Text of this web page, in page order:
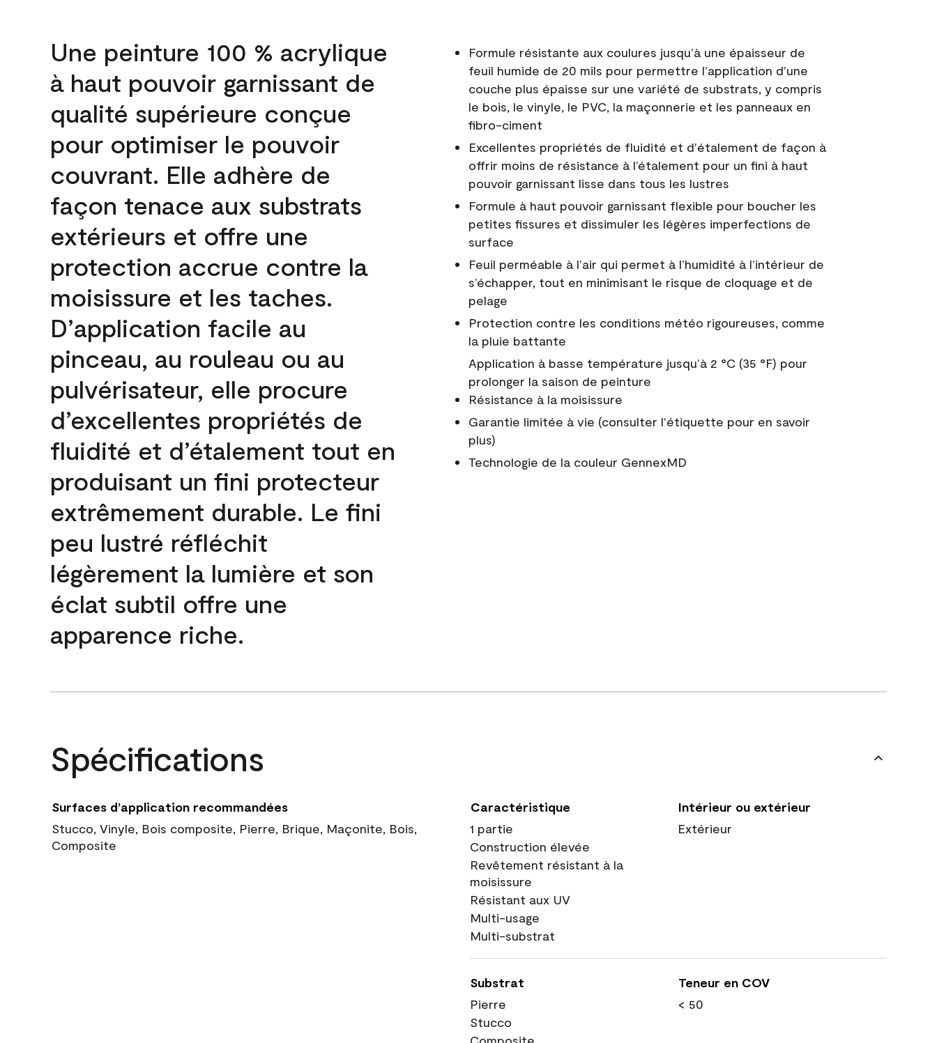
Une peinture 100 % acrylique
à haut pouvoir garnissant de
qualité supérieure conçue
pour optimiser le pouvoir
couvrant. Elle adhère de
façon tenace aux substrats
extérieurs et offre une
protection accrue contre la
moisissure et les taches.
D’application facile au
pinceau, au rouleau ou au
pulvérisateur, elle procure
d’excellentes propriétés de
fluidité et d’étalement tout en
produisant un fini protecteur
extrêmement durable. Le fini
peu lustré réfléchit
légèrement la lumière et son
éclat subtil offre une
apparence riche.
Formule résistante aux coulures jusqu’à une épaisseur de
feuil humide de 20 mils pour permettre l'application d'une
couche plus épaisse sur une variété de substrats, y compris
le bois, le vinyle, le PVC, la maçonnerie et les panneaux en
fibro-ciment
Excellentes propriétés de fluidité et d'étalement de façon à
offrir moins de résistance à l’étalement pour un fini à haut
pouvoir garnissant lisse dans tous les lustres
Formule à haut pouvoir garnissant flexible pour boucher les
petites fissures et dissimuler les légères imperfections de
surface
Feuil perméable à l’air qui permet à l’humidité à l’intérieur de
s’échapper, tout en minimisant le risque de cloquage et de
pelage
Protection contre les conditions météo rigoureuses, comme
la pluie battante
Application à basse température jusqu’à 2 °C (35 °F) pour
prolonger la saison de peinture
Résistance à la moisissure
Garantie limitée à vie (consulter l'étiquette pour en savoir
plus)
Technologie de la couleur GennexMD
Spécifications
Surfaces d’application recommandées
Stucco, Vinyle, Bois composite, Pierre, Brique, Maçonite, Bois,
Composite
Caractéristique
1 partie
Construction élevée
Revêtement résistant à la
moisissure
Résistant aux UV
Multi-usage
Multi-substrat
Intérieur ou extérieur
Extérieur
Substrat
Pierre
Stucco
Teneur en COV
< 50